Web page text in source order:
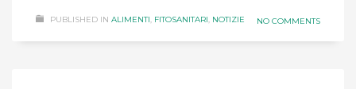
PUBLISHED IN ALIMENTI, FITOSANITARI, NOTIZIE NO COMMENTS